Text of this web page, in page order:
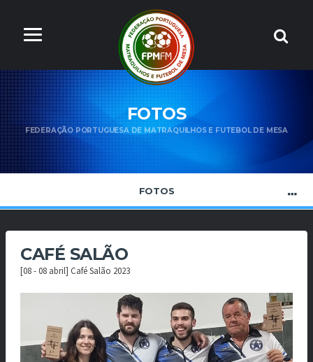
FOTOS
FEDERAÇÃO PORTUGUESA DE MATRAQUILHOS E FUTEBOL DE MESA
FOTOS
CAFÉ SALÃO
[08 - 08 abril] Café Salão 2023